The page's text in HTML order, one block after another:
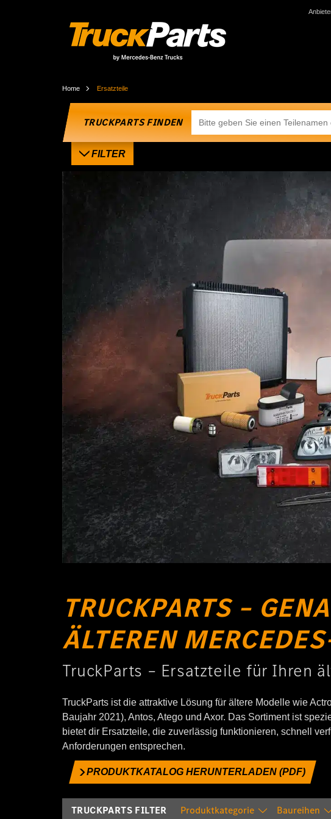
Home Ersatzteile
TRUCKPARTS FINDEN
FILTER
TRUCKPARTS –
ÄLTEREN
TruckParts – Ersatzteile für Ihren
TruckParts ist die attraktive Lösung für ältere Modelle wie
Baujahr 2021), Antos, Atego und Axor. Das Sortiment ist
bietet dir Ersatzteile, die zuverlässig funktionieren, schnell
Anforderungen entsprechen.
PRODUKTKATALOG HERUNTERLADEN (PDF)
TRUCKPARTS FILTER Produktkategorie Baureihen